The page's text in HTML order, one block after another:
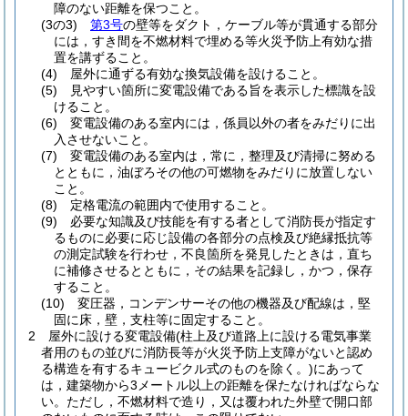
障のない距離を保つこと。
(3の3)
第3号の壁等をダクト，ケーブル等が貫通する部分
には，すき間を不燃材料で埋める等火災予防上有効な措
置を講ずること。
(4)
屋外に通ずる有効な換気設備を設けること。
(5)
見やすい箇所に変電設備である旨を表示した標識を設
けること。
(6)
変電設備のある室内には，係員以外の者をみだりに出
入させないこと。
(7)
変電設備のある室内は，常に，整理及び清掃に努める
とともに，油ぼろその他の可燃物をみだりに放置しない
こと。
(8)
定格電流の範囲内で使用すること。
(9)
必要な知識及び技能を有する者として消防長が指定す
るものに必要に応じ設備の各部分の点検及び絶縁抵抗等
の測定試験を行わせ，不良箇所を発見したときは，直ち
に補修させるとともに，その結果を記録し，かつ，保存
すること。
(10)
変圧器，コンデンサーその他の機器及び配線は，堅
固に床，壁，支柱等に固定すること。
2
屋外に設ける変電設備(柱上及び道路上に設ける電気事業
者用のもの並びに消防長等が火災予防上支障がないと認め
る構造を有するキュービクル式のものを除く。)にあって
は，建築物から3メートル以上の距離を保たなければならな
い。 ただし，不燃材料で造り，又は覆われた外壁で開口部